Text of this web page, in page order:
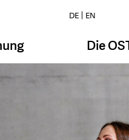
DE EN
Die